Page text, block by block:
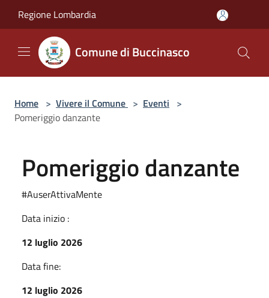
Regione Lombardia
Comune di Buccinasco
Home > Vivere il Comune > Eventi >
Pomeriggio danzante
Pomeriggio danzante
#AuserAttivaMente
Data inizio :
12 luglio 2026
Data fine:
12 luglio 2026